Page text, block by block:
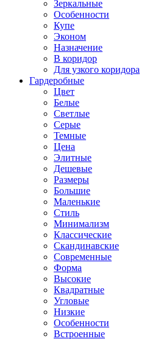
Зеркальные
Особенности
Купе
Эконом
Назначение
В коридор
Для узкого коридора
Гардеробные
Цвет
Белые
Светлые
Серые
Темные
Цена
Элитные
Дешевые
Размеры
Большие
Маленькие
Стиль
Минимализм
Классические
Скандинавские
Современные
Форма
Высокие
Квадратные
Угловые
Низкие
Особенности
Встроенные